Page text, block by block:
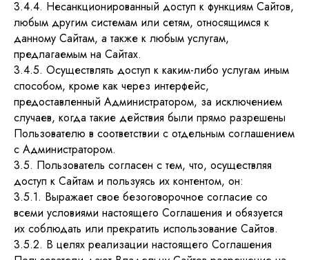
3.4.4. Несанкционированный доступ к функциям Сайтов,
любым другим системам или сетям, относящимся к
данному Сайтам, а также к любым услугам,
предлагаемым на Сайтах.
3.4.5. Осуществлять доступ к каким-либо услугам иным
способом, кроме как через интерфейс,
предоставленный Администратором, за исключением
случаев, когда такие действия были прямо разрешены
Пользователю в соответствии с отдельным соглашением
с Администратором.
3.5. Пользователь согласен с тем, что, осуществляя
доступ к Сайтам и пользуясь их контентом, он:
3.5.1. Выражает свое безоговорочное согласие со
всеми условиями настоящего Соглашения и обязуется
их соблюдать или прекратить использование Сайтов.
3.5.2. В целях реализации настоящего Соглашения